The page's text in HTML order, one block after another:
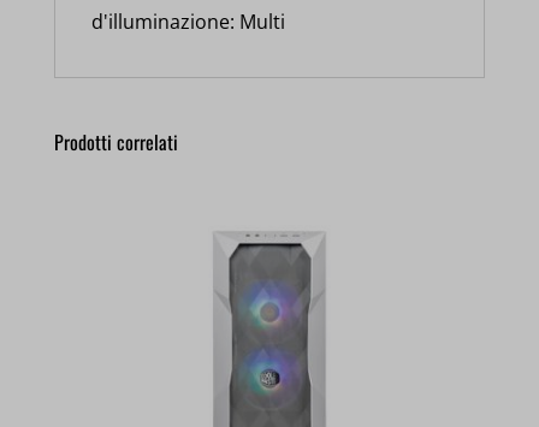
d'illuminazione: Multi
Prodotti correlati